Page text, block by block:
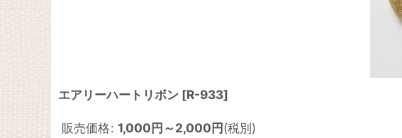
エアリーハートリボン [R-933]
販売価格: 1,000円～2,000円(税別)